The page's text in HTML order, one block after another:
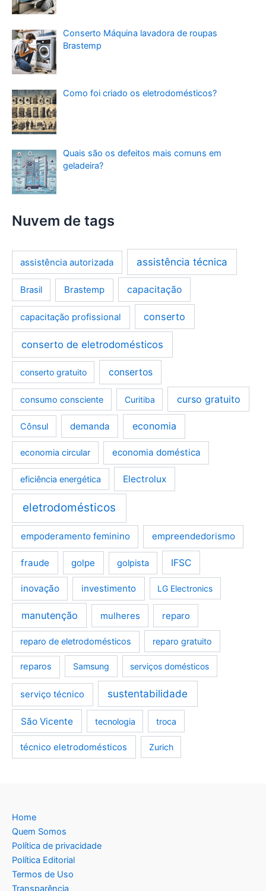
Conserto Máquina lavadora de roupas
Brastemp
Como foi criado os eletrodomésticos?
Quais são os defeitos mais comuns em
geladeira?
Nuvem de tags
assistência autorizada assistência técnica
Brasil Brastemp capacitação
capacitação profissional conserto
conserto de eletrodomésticos
conserto gratuito consertos
consumo consciente Curitiba curso gratuito
Cônsul demanda economia
economia circular economia doméstica
eficiência energética Electrolux
eletrodomésticos
empoderamento feminino empreendedorismo
fraude golpe golpista IFSC
inovação investimento LG Electronics
manutenção mulheres reparo
reparo de eletrodomésticos reparo gratuito
reparos Samsung serviços domésticos
serviço técnico sustentabilidade
São Vicente tecnologia troca
técnico eletrodomésticos Zurich
Home
Quem Somos
Política de privacidade
Política Editorial
Termos de Uso
Transparência